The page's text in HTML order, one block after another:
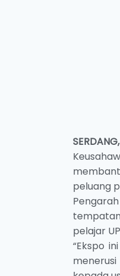
peluang
pelajar
“Ekspo